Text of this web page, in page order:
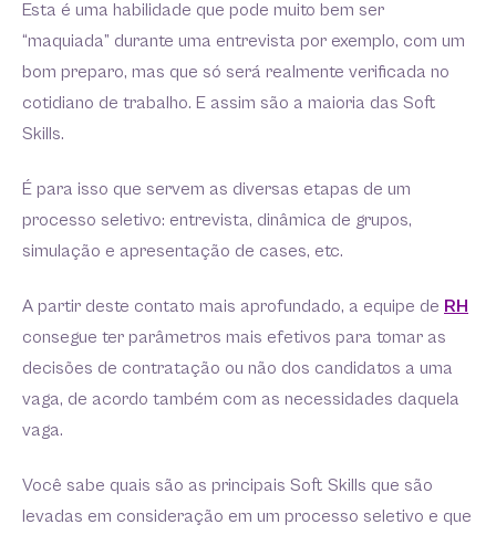
Esta é uma habilidade que pode muito bem ser
“maquiada” durante uma entrevista por exemplo, com um
bom preparo, mas que só será realmente verificada no
cotidiano de trabalho. E assim são a maioria das Soft
Skills.
É para isso que servem as diversas etapas de um
processo seletivo: entrevista, dinâmica de grupos,
simulação e apresentação de cases, etc.
A partir deste contato mais aprofundado, a equipe de RH
consegue ter parâmetros mais efetivos para tomar as
decisões de contratação ou não dos candidatos a uma
vaga, de acordo também com as necessidades daquela
vaga.
Você sabe quais são as principais Soft Skills que são
levadas em consideração em um processo seletivo e que